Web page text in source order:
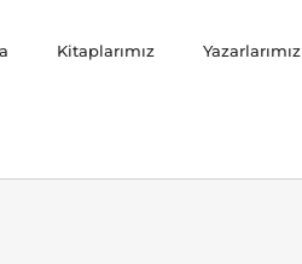
Kitaplarımız Yazarlarımız